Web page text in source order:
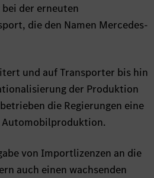
der erneuten
die den Namen Mercedes-
und auf Transporter bis hin
der Produktion
die Regierungen eine
von Importlizenzen an die
auch einen wachsenden